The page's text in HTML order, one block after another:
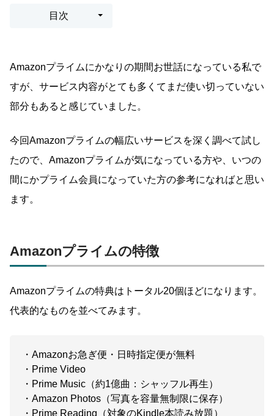
目次
Amazonプライムにかなりの期間お世話になっている私で
すが、サービス内容がとても多くてまだ使い切っていない
部分もあると感じていました。
今回Amazonプライムの幅広いサービスを深く調べて試し
たので、Amazonプライムが気になっている方や、いつの
間にかプライム会員になっていた方の参考になればと思い
ます。
Amazonプライムの特徴
Amazonプライムの特典はトータル20個ほどになります。
代表的なものを並べてみます。
・Amazonお急ぎ便・日時指定便が無料
・Prime Video
・Prime Music（約1億曲：シャッフル再生）
・Amazon Photos（写真を容量無制限に保存）
・Prime Reading（対象のKindle本読み放題）